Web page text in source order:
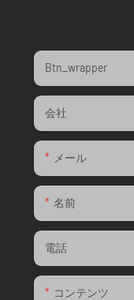
Btn_wrapper
会社
メール
名前
電話
コンテンツ